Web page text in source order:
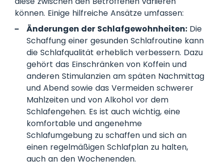
können. Einige hilfreiche Ansätze umfassen:
Änderungen der Schlafgewohnheiten: Die
Schaffung einer gesunden Schlafroutine kann
die Schlafqualität erheblich verbessern. Dazu
gehört das Einschränken von Koffein und
anderen Stimulanzien am späten Nachmittag
und Abend sowie das Vermeiden schwerer
Mahlzeiten und von Alkohol vor dem
Schlafengehen. Es ist auch wichtig, eine
komfortable und angenehme
Schlafumgebung zu schaffen und sich an
einen regelmäßigen Schlafplan zu halten,
auch an den Wochenenden.